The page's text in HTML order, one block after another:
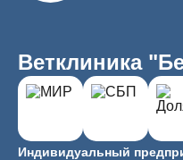
Ветклиника
Индивидуальный